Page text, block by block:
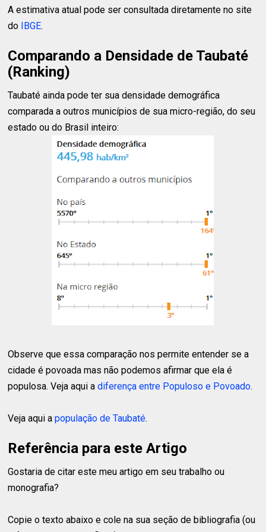
A estimativa atual pode ser consultada diretamente no site
do IBGE.
Comparando a Densidade de Taubaté
(Ranking)
Taubaté ainda pode ter sua densidade demográfica
comparada a outros municípios de sua micro-região, do seu
estado ou do Brasil inteiro:
Observe que essa comparação nos permite entender se a
cidade é povoada mas não podemos afirmar que ela é
populosa. Veja aqui adiferença entre Populoso e Povoado.
Veja aqui apopulação de Taubaté.
Referência para este Artigo
Gostaria de citar este meu artigo em seu trabalho ou
monografia?
Copie o texto abaixo e cole na sua seção de bibliografia (ou